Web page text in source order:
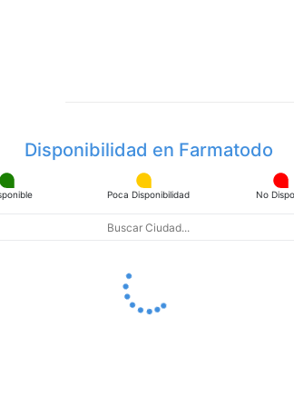
Disponibilidad en Farmatodo
Poca Disponibilidad No